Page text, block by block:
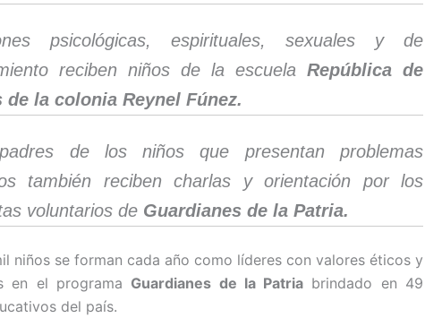
psicológicas, espirituales, sexuales y de
reciben niños de la escuela República de
de la colonia Reynel Fúnez.
de los niños que presentan problemas
también reciben charlas y orientación por los
voluntarios de Guardianes de la Patria.
niños se forman cada año como líderes con valores éticos y
en el programa Guardianes de la Patria brindado en 49
del país.